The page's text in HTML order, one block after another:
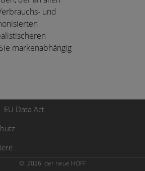
und
markenabhängig
EU Data Act
© 2026 der neue HOFF